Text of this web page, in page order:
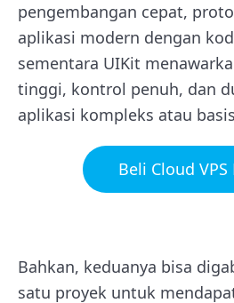
pengembangan cepat,
aplikasi modern dengan
sementara UIKit
tinggi, kontrol penuh, dan
aplikasi kompleks atau
Beli Cloud
Bahkan, keduanya bisa
satu proyek untuk